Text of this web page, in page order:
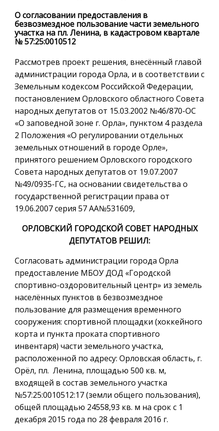
О согласовании предоставления в
безвозмездное пользование части земельного
участка на пл. Ленина, в кадастровом квартале
№ 57:25:0010512
Рассмотрев проект решения, внесённый главой
администрации города Орла, и в соответствии с
Земельным кодексом Российской Федерации,
постановлением Орловского областного Совета
народных депутатов от 15.03.2002 №46/870-ОС
«О заповедной зоне г. Орла», пунктом 4 раздела
2 Положения «О регулировании отдельных
земельных отношений в городе Орле»,
принятого решением Орловского городского
Совета народных депутатов от 19.07.2007
№49/0935-ГС, на основании свидетельства о
государственной регистрации права от
19.06.2007 серия 57 АА№531609,
ОРЛОВСКИЙ ГОРОДСКОЙ СОВЕТ НАРОДНЫХ
ДЕПУТАТОВ РЕШИЛ:
Согласовать администрации города Орла
предоставление МБОУ ДОД «Городской
спортивно-оздоровительный центр» из земель
населённых пунктов в безвозмездное
пользование для размещения временного
сооружения: спортивной площадки (хоккейного
корта и пункта проката спортивного
инвентаря) части земельного участка,
расположенной по адресу: Орловская область, г.
Орёл, пл. Ленина, площадью 500 кв. м,
входящей в состав земельного участка
№57:25:0010512:17 (земли общего пользования),
общей площадью 24558,93 кв. м на срок с 1
декабря 2015 года по 28 февраля 2016 г.